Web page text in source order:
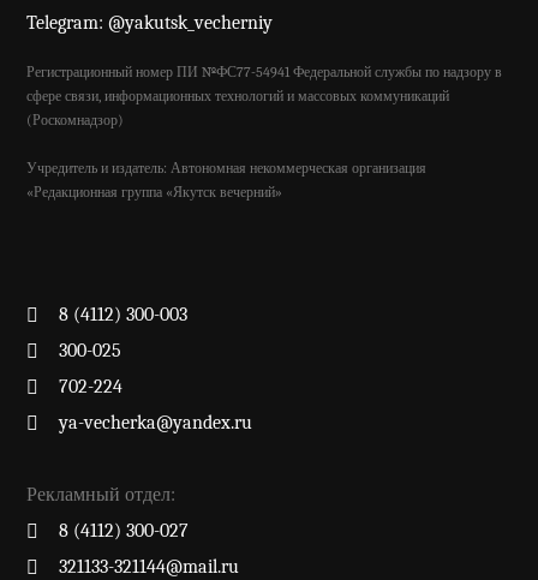
Telegram: @yakutsk_vecherniy
Регистрационный номер ПИ №ФС77-54941 Федеральной службы по надзору в
сфере связи, информационных технологий и массовых коммуникаций
(Роскомнадзор)
Учредитель и издатель: Автономная некоммерческая организация
«Редакционная группа «Якутск вечерний»
8 (4112) 300-003
300-025
702-224
ya-vecherka@yandex.ru
Рекламный отдел:
8 (4112) 300-027
321133-321144@mail.ru